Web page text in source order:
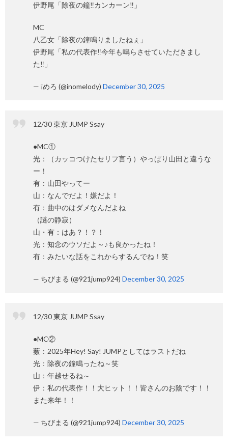
伊野尾「除夜の鐘‼️カンカーン‼️」
MC
八乙女「除夜の鐘鳴りましたねぇ」
伊野尾「私の代表作‼️今年も鳴らさせていただきまし
た‼️」
— ❕めろ (@inomelody) December 30, 2025
12/30 東京 JUMP Ssay
●MC①
光：（カッコつけたセリフ言う）やっぱり山田と違うな
ー！
有：山田やってー
山：なんでだよ！嫌だよ！
有：曲中のはダメなんだよね
（謎の静寂）
山・有：はあ？！？！
光：知念のウソだよ～♪も良かったね！
有：みたいな話をこれからするんでね！笑
— ちびまる (@921jump924) December 30, 2025
12/30 東京 JUMP Ssay
●MC②
薮：2025年Hey! Say! JUMPとしてはラストだね
光：除夜の鐘鳴ったね～笑
山：年越せるね～
伊：私の代表作！！大ヒット！！皆さんのお陰です！！
また来年！！
— ちびまる (@921jump924) December 30, 2025